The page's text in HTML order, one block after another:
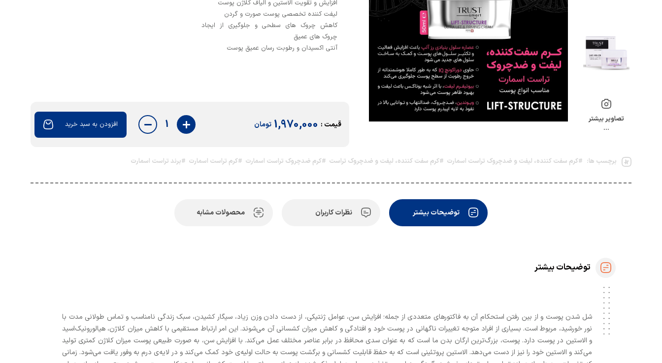
تصاویر بیشتر
…
کاهش چروک های سطحی و جلوگیری از ایجاد
آنتی اکسیدان و رطوبت رسان عمیق پوست
قیمت : 1,970,000 تومان 1 افزودن به سبد خرید
برچسب ها: #کرم سفت کننده، لیفت و ضدچروک تراست اسمارت #کرم سفت کننده، لیفت و ضدچروک تراست #کرم ضدچروک تراست اسمارت #کرم تراست اسمارت #برند تراست اسمارت
توضیحات بیشتر نظرات کاربران محصولات مشابه
توضیحات بیشتر
شل شدن پوست و از بین رفتن استحکام آن به فاکتورهای متعددی از جمله؛ افزایش سن، عوامل ژنتیکی، از دست دادن وزن زیاد، سیگار کشیدن، سبک زندگی نامناسب و تماس طولانی مدت با
نور خورشید، مربوط است. بسیاری از افراد متوجه تغییرات ناگهانی در پوست خود و افتادگی و کاهش میزان کشسانی آن می‌شوند. این امر ارتباط مستقیمی با کاهش میزان کلاژن، هیالورونیک‌اسید
و الاستین در پوست دارد. پوست، بزرگ‌ترین ارگان بدن ما است که به عنوان سدی محافظ در برابر عناصر مختلف عمل می‌کند. با افزایش سن، به صورت طبیعی پوست میزان کلاژن کمتری تولید
می‌کند و الاستین خود را نیز از دست می‌دهد. الاستین پروتئینی است که به حفظ قابلیت کشسانی و برگشت پوست به حالت اولیه‌ی خود کمک می‌کند و در لایه‌ی درم به وفور یافت می‌شود. زمانی